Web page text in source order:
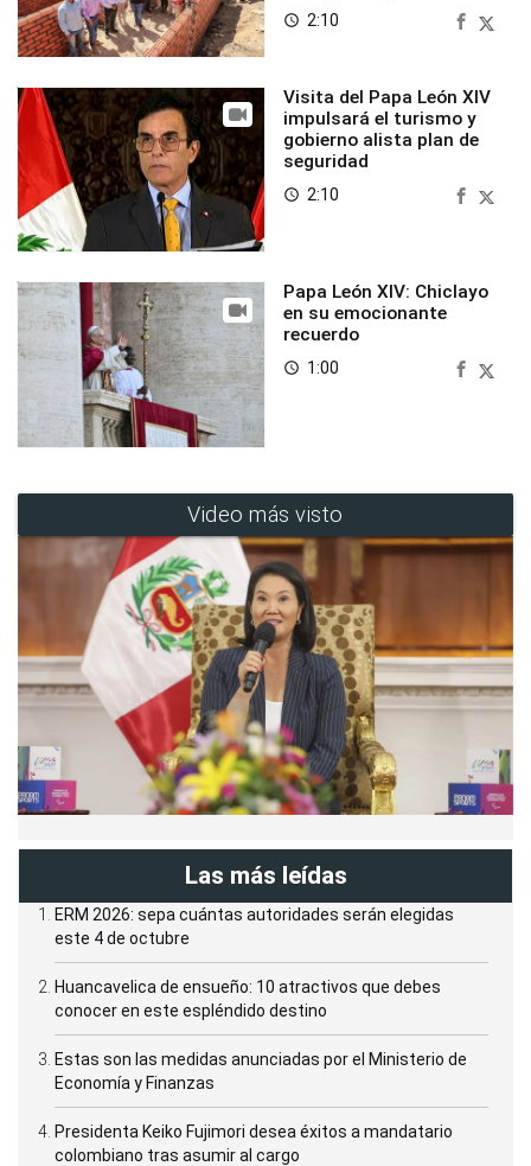
access_time 2:10
Visita del Papa León XIV
impulsará el turismo y
gobierno alista plan de
seguridad
access_time 2:10
Papa León XIV: Chiclayo
en su emocionante
recuerdo
access_time 1:00
Video más visto
Las más leídas
ERM 2026: sepa cuántas autoridades serán elegidas
este 4 de octubre
Huancavelica de ensueño: 10 atractivos que debes
conocer en este espléndido destino
Estas son las medidas anunciadas por el Ministerio de
Economía y Finanzas
Presidenta Keiko Fujimori desea éxitos a mandatario
colombiano tras asumir al cargo